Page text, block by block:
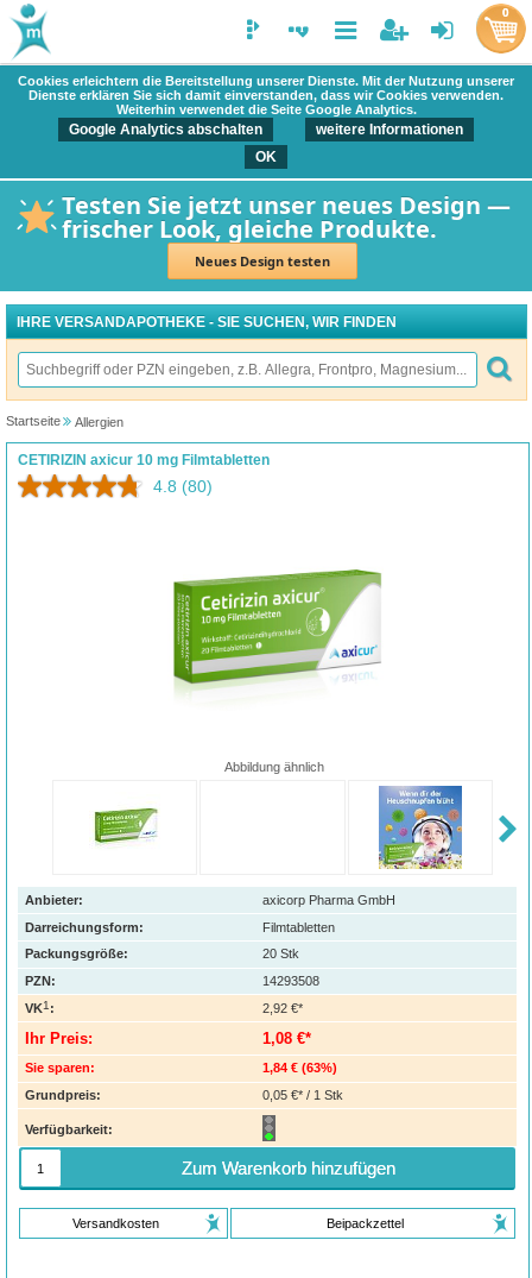
Cookies erleichtern die Bereitstellung unserer Dienste. Mit der Nutzung unserer
Dienste erklären Sie sich damit einverstanden, dass wir Cookies verwenden.
Weiterhin verwendet die Seite Google Analytics.
Google Analytics abschalten
weitere Informationen
OK
Testen Sie jetzt unser neues Design —
frischer Look, gleiche Produkte.
Neues Design testen
0
IHRE VERSANDAPOTHEKE - SIE SUCHEN, WIR FINDEN
Startseite Allergien
CETIRIZIN axicur 10 mg Filmtabletten
4.8 (80)
Abbildung ähnlich
Anbieter:
axicorp Pharma GmbH
Darreichungsform:
Filmtabletten
Packungsgröße:
20 Stk
PZN:
14293508
VK1: 2,92 €*
Ihr Preis: 1,08 €*
Sie sparen: 1,84 € (63%)
Grundpreis:
0,05 €* / 1 Stk
Verfügbarkeit:
Zum Warenkorb hinzufügen
Versandkosten Beipackzettel